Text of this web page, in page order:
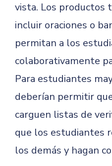
vista. Los productos
incluir oraciones o
permitan a los
colaborativamente
Para estudiantes
deberían permitir
carguen listas de
que los estudiantes
los demás y hagan